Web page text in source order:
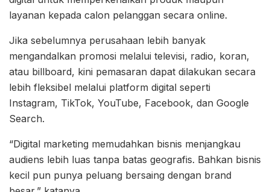
layanan kepada calon pelanggan secara online.
Jika sebelumnya perusahaan lebih banyak
mengandalkan promosi melalui televisi, radio, koran,
atau billboard, kini pemasaran dapat dilakukan secara
lebih fleksibel melalui platform digital seperti
Instagram, TikTok, YouTube, Facebook, dan Google
Search.
“Digital marketing memudahkan bisnis menjangkau
audiens lebih luas tanpa batas geografis. Bahkan bisnis
kecil pun punya peluang bersaing dengan brand